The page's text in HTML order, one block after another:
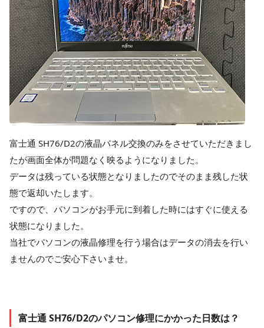
富士通 SH76/D2の液晶パネル交換のみをさせていただきまし
たが画面全体が問題なく映るようになりました。
データは残っている状態となりましたのでそのまま残した状
態で返却いたします。
ですので、パソコンがお手元に到着した時にはすぐに使える
状態になりました。
当社でパソコンの液晶修理を行う場合はデータの消去を行い
ませんのでご安心下さいませ。
富士通 SH76/D2のパソコン修理にかかった日数は？